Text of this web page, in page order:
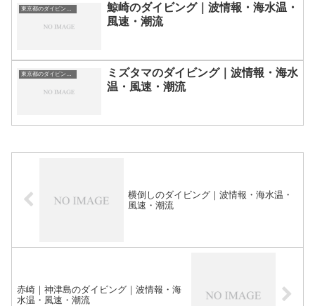
鯨崎のダイビング｜波情報・海水温・
風速・潮流
ミズタマのダイビング｜波情報・海水
温・風速・潮流
横倒しのダイビング｜波情報・海水温・
風速・潮流
赤崎｜神津島のダイビング｜波情報・海
水温・風速・潮流